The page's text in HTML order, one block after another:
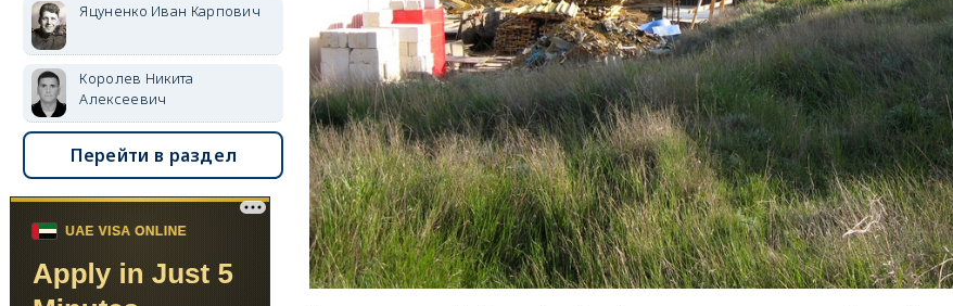
Яцуненко Иван Карпович
Королев Никита
Алексеевич
Перейти в раздел